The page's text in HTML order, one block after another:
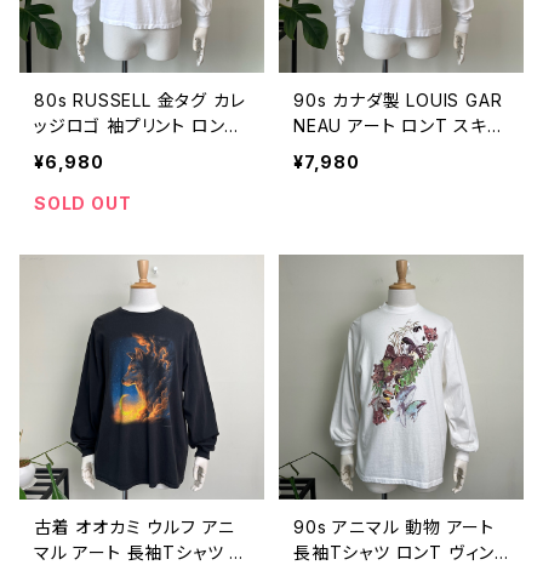
80s RUSSELL 金タグ カレ
ッジロゴ 袖プリント ロンT
ヴィンテージ 古着 ラッセル
長袖Tシャツ 白 ホワイト Ar
kansas ビンテージ 80年
33005
¥6,980
SOLD OUT
90s カナダ製 LOUIS GAR
NEAU アート ロンT スキー
ルイガノ 長袖Tシャツ ヴィ
ンテージ 古着 白 ホワイト
¥7,980
古着 オオカミ ウルフ アニ
マル アート 長袖Tシャツ ロ
90s アニマル 動物 アート
長袖Tシャツ ロンT ヴィン